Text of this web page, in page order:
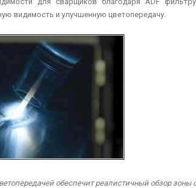
видимость и улучшенную цветопередачу.
обеспечит реалистичный обзор зоны
STOODITE 12
с электродами Stoodite 6 с
существенным отличием...